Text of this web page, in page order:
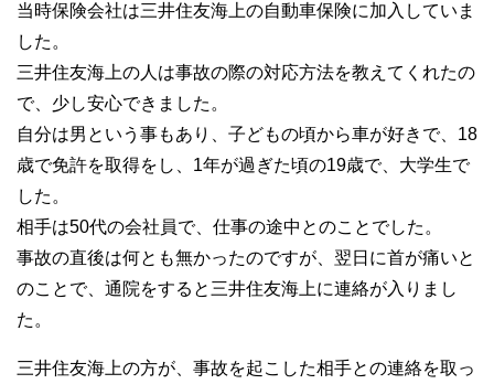
当時保険会社は三井住友海上の自動車保険に加入していま
した。
三井住友海上の人は事故の際の対応方法を教えてくれたの
で、少し安心できました。
自分は男という事もあり、子どもの頃から車が好きで、18
歳で免許を取得をし、1年が過ぎた頃の19歳で、大学生で
した。
相手は50代の会社員で、仕事の途中とのことでした。
事故の直後は何とも無かったのですが、翌日に首が痛いと
のことで、通院をすると三井住友海上に連絡が入りまし
た。
三井住友海上の方が、事故を起こした相手との連絡を取っ